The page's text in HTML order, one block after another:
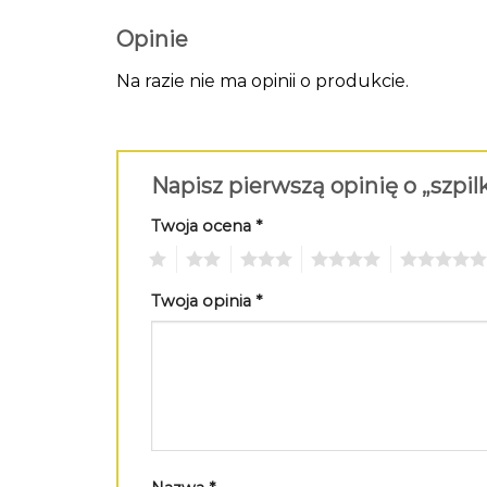
Opinie
Na razie nie ma opinii o produkcie.
Napisz pierwszą opinię o
Twoja ocena *
Twoja opinia *